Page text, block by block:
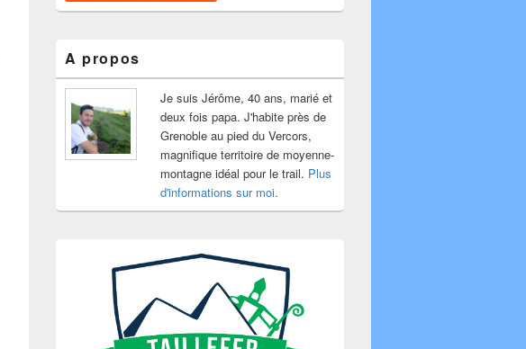
A propos
Je suis Jérôme, 40 ans, marié et
deux fois papa. J'habite près de
Grenoble au pied du Vercors,
magnifique territoire de moyenne-
montagne idéal pour le trail. Plus
d'informations sur moi.